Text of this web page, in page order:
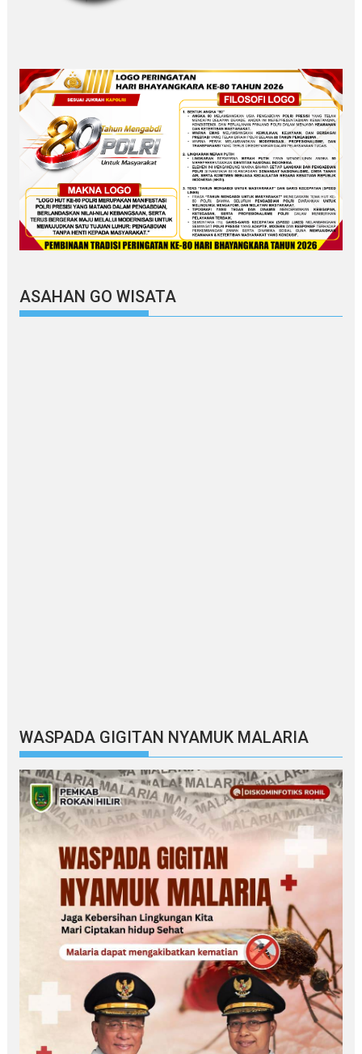
ASAHAN GO WISATA
WASPADA GIGITAN NYAMUK MALARIA